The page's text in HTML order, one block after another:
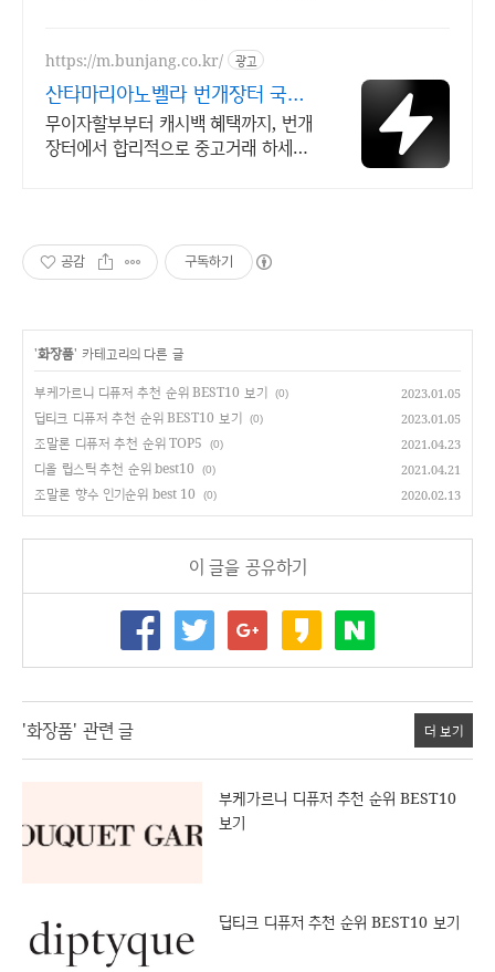
https://m.bunjang.co.kr/ 광고
산타마리아노벨라 번개장터 국내
최대 브랜드 중고거래
무이자할부부터 캐시백 혜택까지, 번개
장터에서 합리적으로 중고거래 하세요
공감 구독하기
'화장품' 카테고리의 다른 글
부케가르니 디퓨저 추천 순위 BEST10 보기 (0) 2023.01.05
딥티크 디퓨저 추천 순위 BEST10 보기 (0) 2023.01.05
조말론 디퓨저 추천 순위 TOP5 (0) 2021.04.23
디올 립스틱 추천 순위 best10 (0) 2021.04.21
조말론 향수 인기순위 best 10 (0) 2020.02.13
이 글을 공유하기
'화장품' 관련 글 더 보기
부케가르니 디퓨저 추천 순위 BEST10
보기
딥티크 디퓨저 추천 순위 BEST10 보기